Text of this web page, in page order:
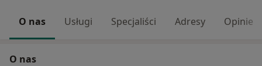
O nas Usługi Specjaliści Adresy Opinie
O nas